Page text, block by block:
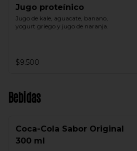
Jugo proteínico
Jugo de kale, aguacate, banano,
yogurt griego y jugo de naranja.
$9.500
Bebidas
Coca-Cola Sabor Original
300 ml